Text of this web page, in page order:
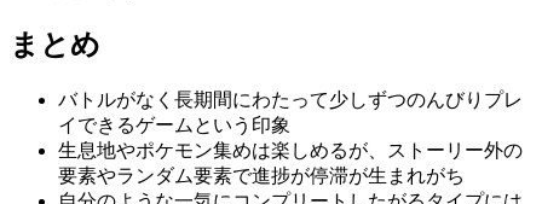
まとめ
バトルがなく長期間にわたって少しずつのんびりプレ
イできるゲームという印象
生息地やポケモン集めは楽しめるが、ストーリー外の
要素やランダム要素で進捗が停滞が生まれがち